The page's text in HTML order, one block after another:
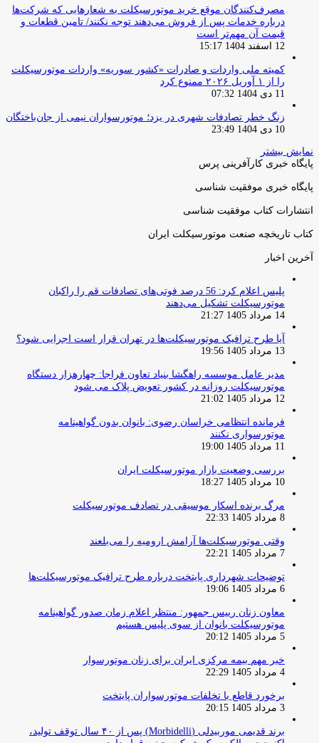
مصرف‌کنندگان موقع خرید موتورسیکلت به شعارهایی که شرکت‌ها
درباره خدمات پس از فروش می‌دهند توجه نکنند/ تامین قطعات و
قیمت آن مهم‌تر است
12 اسفند 1404 15:17
کمیته ملی واردات و صادرات «کشور سوریه» واردات موتورسیکلت
را از ۱ آوریل ۲۰۲۶ ممنوع کرد
11 دی 1404 07:32
زنگ خطر تصادفات شهری در یزد؛ موتورسواران نیمی از جان‌باختگان
10 دی 1404 23:49
نمایش بیشتر
پایگاه خبری کارآفرینی پرس
پایگاه خبری موفقیت شناسی
انتشارات کتاب موفقیت شناسی
کتاب تاریخچه صنعت موتورسیکلت ایران
آخرین اخبار
پلیس اعلام کرد: 56 درصد فوتی‌های تصادفات قم را راکبان
موتورسیکلت تشکیل می‌دهند
14 مرداد 1405 21:27
آیا طرح ترافیک موتورسیکلت‌ها در تهران قرار است اجرایی شود؟
13 مرداد 1405 19:56
مدیر عامل موسسه راهگشا بنیاد تعاون فراجا: چهارهزار دستگاه
موتورسیکلت روزانه در کشور تعویض پلاک می شود
12 مرداد 1405 21:02
فرمانده انتظامی خراسان رضوی: بانوان بدون گواهینامه
موتورسواری نکنند
11 مرداد 1405 19:00
بررسی وضعیت بازار موتورسیکلت ایران
10 مرداد 1405 18:27
مرگ برنده اسکار موسیقی در تصادف موتورسیکلت
8 مرداد 1405 22:33
وقتی موتورسیکلت‌ها آرامش ارومیه را می‌بلعند
7 مرداد 1405 22:21
توضیحات شهرداری پایتخت درباره طرح ترافیک موتورسیکلت‌ها
6 مرداد 1405 19:06
معاون زنان رییس جمهور: منتظر اعلام زمان صدور گواهینامه
موتورسیکلت بانوان از سوی پلیس هستیم
5 مرداد 1405 20:12
خبر مهم بیمه مرکزی ایران برای زنان موتورسوار
4 مرداد 1405 22:29
برخورد قاطع با تخلفات موتورسواران پایتخت
3 مرداد 1405 20:15
برند قدیمی موربیدلی (Morbidelli) پس از ۴۰ سال توقف تولید،